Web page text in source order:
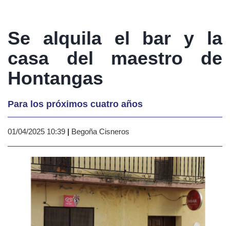
Se alquila el bar y la
casa del maestro de
Hontangas
Para los próximos cuatro años
01/04/2025 10:39 | Begoña Cisneros